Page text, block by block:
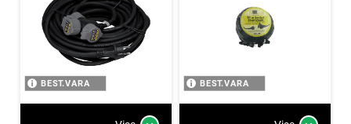
BEST.VARA BEST.VARA